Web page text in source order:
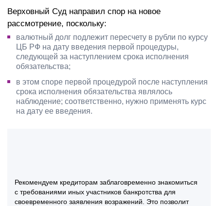
Верховный Суд направил спор на новое
рассмотрение, поскольку:
валютный долг подлежит пересчету в рубли по курсу
ЦБ РФ на дату введения первой процедуры,
следующей за наступлением срока исполнения
обязательства;
в этом споре первой процедурой после наступления
срока исполнения обязательства являлось
наблюдение; соответственно, нужно применять курс
на дату ее введения.
Рекомендуем кредиторам заблаговременно знакомиться
с требованиями иных участников банкротства для
своевременного заявления возражений. Это позволит